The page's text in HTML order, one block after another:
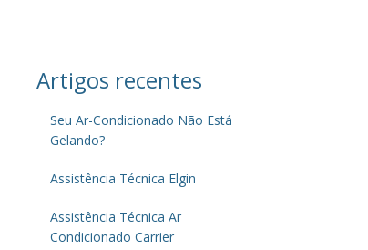
Artigos recentes
Seu Ar-Condicionado Não Está
Gelando?
Assistência Técnica Elgin
Assistência Técnica Ar
Condicionado Carrier